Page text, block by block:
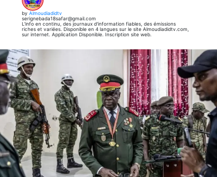
by Almoudiadidtv
serignebada18safar@gmail.com
L'info en continu, des journaux d'information fiables, des émissions
riches et variées. Disponible en 4 langues sur le site Almoudiadidtv.com,
sur internet. Application Disponible. Inscription site web.